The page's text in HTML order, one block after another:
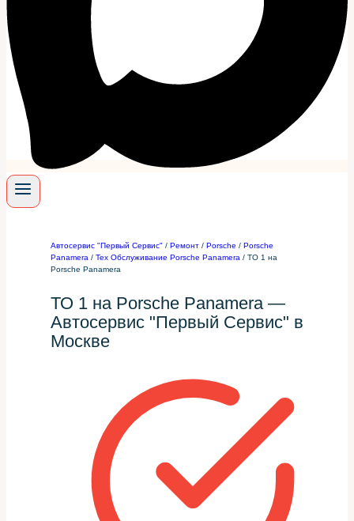
Автосервис "Первый Сервис" / Ремонт / Porsche / Porsche
Panamera / Тех Обслуживание Porsche Panamera / ТО 1 на
Porsche Panamera
ТО 1 на Porsche Panamera —
Автосервис "Первый Сервис" в
Москве